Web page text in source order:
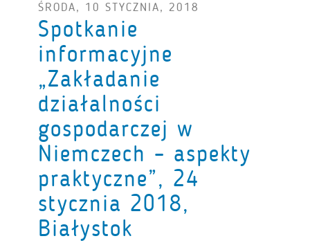
ŚRODA, 10 STYCZNIA, 2018
Spotkanie
informacyjne
„Zakładanie
działalności
gospodarczej w
Niemczech – aspekty
praktyczne”, 24
stycznia 2018,
Białystok